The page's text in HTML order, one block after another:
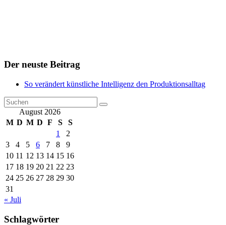
Der neuste Beitrag
So verändert künstliche Intelligenz den Produktionsalltag
August 2026
M D M D F S
S
1
2
3
4 5 6 7 8
9
10 11 12 13 14 15 16
17 18 19 20 21 22 23
24 25 26 27 28 29 30
31
« Juli
Schlagwörter